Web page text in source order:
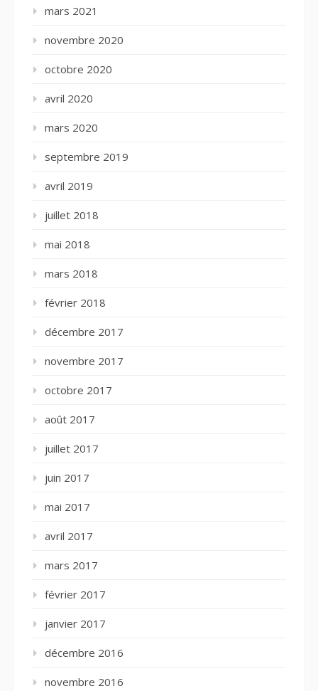
mars 2021
novembre 2020
octobre 2020
avril 2020
mars 2020
septembre 2019
avril 2019
juillet 2018
mai 2018
mars 2018
février 2018
décembre 2017
novembre 2017
octobre 2017
août 2017
juillet 2017
juin 2017
mai 2017
avril 2017
mars 2017
février 2017
janvier 2017
décembre 2016
novembre 2016